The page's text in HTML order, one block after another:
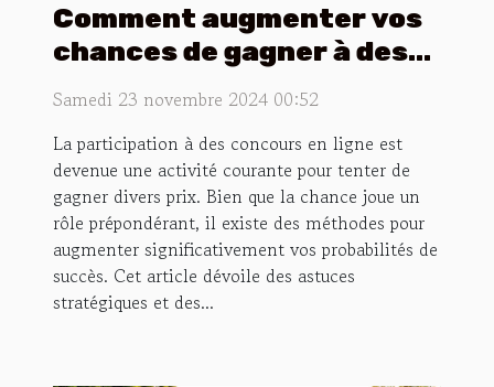
Comment augmenter vos
chances de gagner à des
Samedi 23 novembre 2024 00:52
La participation à des concours en ligne est
devenue une activité courante pour tenter de
gagner divers prix. Bien que la chance joue un
rôle prépondérant, il existe des méthodes pour
augmenter significativement vos probabilités de
succès. Cet article dévoile des astuces
stratégiques et des...